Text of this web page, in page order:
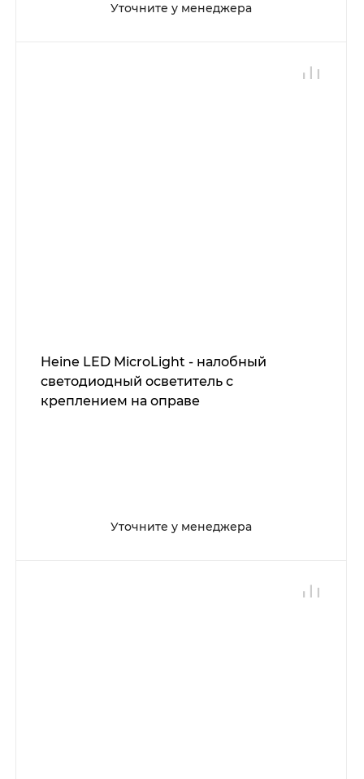
Уточните у менеджера
Heine LED MicroLight - налобный
светодиодный осветитель с
креплением на оправе
Уточните у менеджера